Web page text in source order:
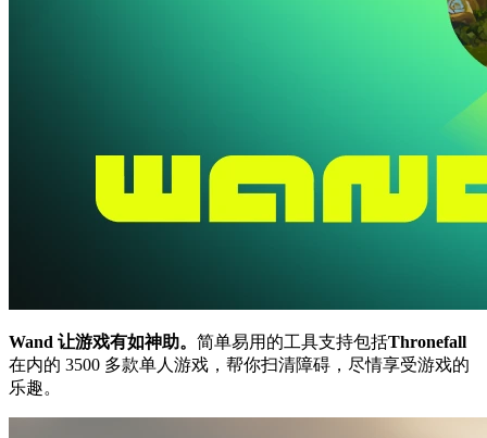
Wand 让游戏有如神助。 简单易用的工具支持包括Thronefall
在内的 3500 多款单人游戏，帮你扫清障碍，尽情享受游戏的
乐趣。